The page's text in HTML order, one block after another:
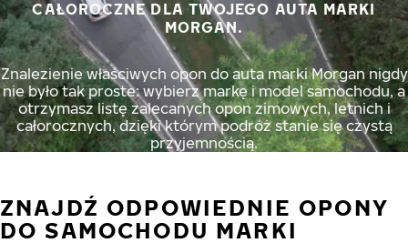
CAŁOROCZNE DLA TWOJEGO AUTA MARKI
MORGAN.
Znalezienie właściwych opon do auta marki Morgan nigdy
nie było tak proste: wybierz markę i model samochodu, a
otrzymasz listę zalecanych opon zimowych, letnich i
całorocznych, dzięki którym podróż stanie się czystą
przyjemnością.
ZNAJDŹ ODPOWIEDNIE OPONY
DO SAMOCHODU MARKI